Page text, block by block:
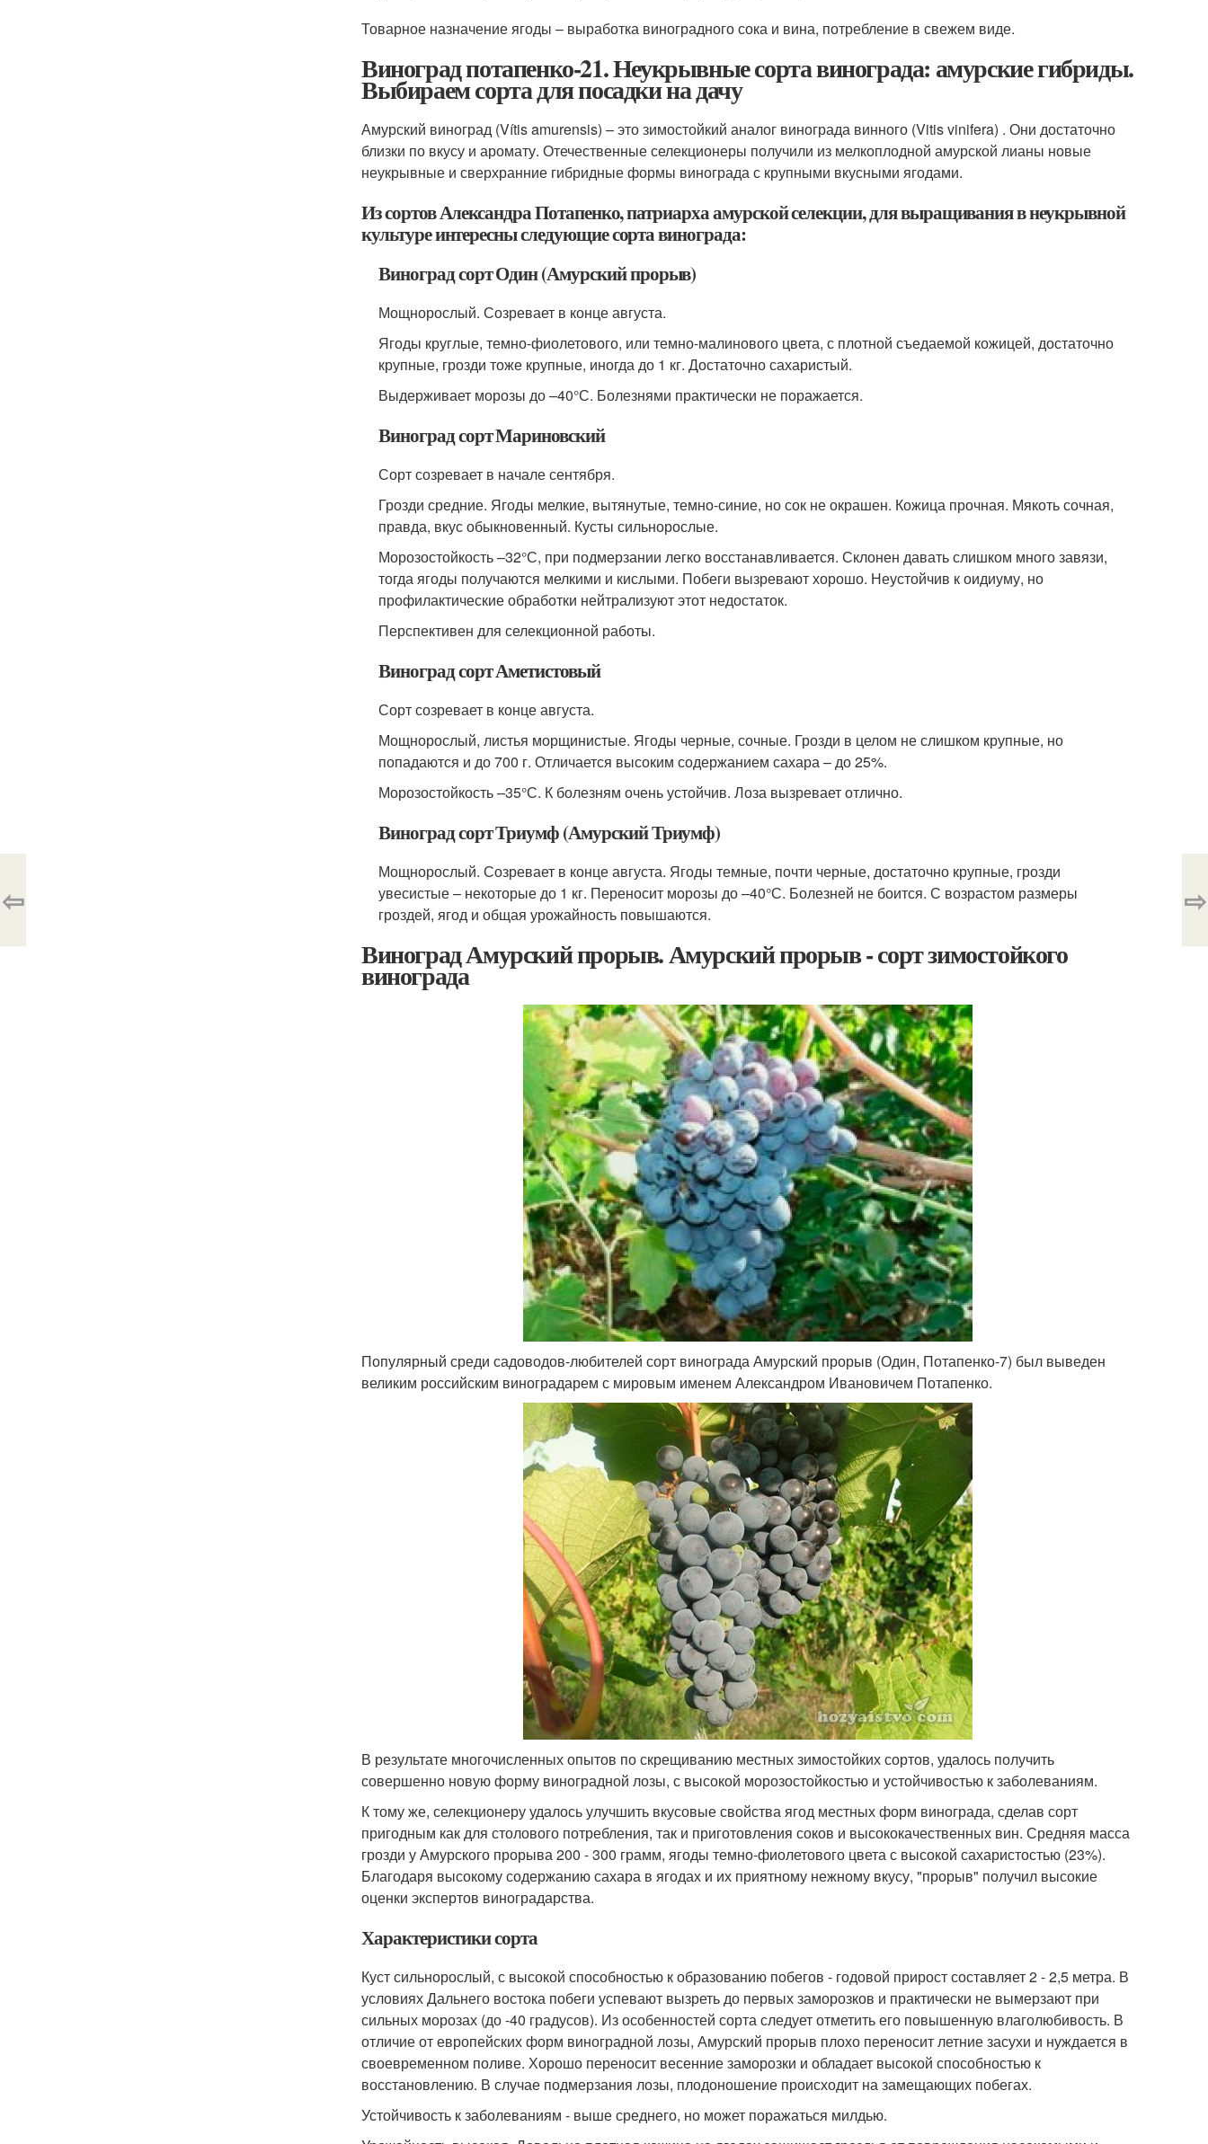
Товарное назначение ягоды – выработка виноградного сока и вина, потребление в свежем виде.
Виноград потапенко-21. Неукрывные сорта винограда: амурские гибриды.
Выбираем сорта для посадки на дачу
Амурский виноград (Vítis amurensis) – это зимостойкий аналог винограда винного (Vitis vinifera) . Они достаточно
близки по вкусу и аромату. Отечественные селекционеры получили из мелкоплодной амурской лианы новые
неукрывные и сверхранние гибридные формы винограда с крупными вкусными ягодами.
Из сортов Александра Потапенко, патриарха амурской селекции, для выращивания в неукрывной
культуре интересны следующие сорта винограда:
Виноград сорт Один (Амурский прорыв)
Мощнорослый. Созревает в конце августа.
Ягоды круглые, темно-фиолетового, или темно-малинового цвета, с плотной съедаемой кожицей, достаточно
крупные, грозди тоже крупные, иногда до 1 кг. Достаточно сахаристый.
Выдерживает морозы до –40°С. Болезнями практически не поражается.
Виноград сорт Мариновский
Сорт созревает в начале сентября.
Грозди средние. Ягоды мелкие, вытянутые, темно-синие, но сок не окрашен. Кожица прочная. Мякоть сочная,
правда, вкус обыкновенный. Кусты сильнорослые.
Морозостойкость –32°С, при подмерзании легко восстанавливается. Склонен давать слишком много завязи,
тогда ягоды получаются мелкими и кислыми. Побеги вызревают хорошо. Неустойчив к оидиуму, но
профилактические обработки нейтрализуют этот недостаток.
Перспективен для селекционной работы.
Виноград сорт Аметистовый
Сорт созревает в конце августа.
Мощнорослый, листья морщинистые. Ягоды черные, сочные. Грозди в целом не слишком крупные, но
попадаются и до 700 г. Отличается высоким содержанием сахара – до 25%.
Морозостойкость –35°С. К болезням очень устойчив. Лоза вызревает отлично.
Виноград сорт Триумф (Амурский Триумф)
Мощнорослый. Созревает в конце августа. Ягоды темные, почти черные, достаточно крупные, грозди
увесистые – некоторые до 1 кг. Переносит морозы до –40°С. Болезней не боится. С возрастом размеры
гроздей, ягод и общая урожайность повышаются.
Виноград Амурский прорыв. Амурский прорыв - сорт зимостойкого
винограда
Популярный среди садоводов-любителей сорт винограда Амурский прорыв (Один, Потапенко-7) был выведен
великим российским виноградарем с мировым именем Александром Ивановичем Потапенко.
В результате многочисленных опытов по скрещиванию местных зимостойких сортов, удалось получить
совершенно новую форму виноградной лозы, с высокой морозостойкостью и устойчивостью к заболеваниям.
К тому же, селекционеру удалось улучшить вкусовые свойства ягод местных форм винограда, сделав сорт
пригодным как для столового потребления, так и приготовления соков и высококачественных вин. Средняя масса
грозди у Амурского прорыва 200 - 300 грамм, ягоды темно-фиолетового цвета с высокой сахаристостью (23%).
Благодаря высокому содержанию сахара в ягодах и их приятному нежному вкусу, "прорыв" получил высокие
оценки экспертов виноградарства.
Характеристики сорта
Куст сильнорослый, с высокой способностью к образованию побегов - годовой прирост составляет 2 - 2,5 метра. В
условиях Дальнего востока побеги успевают вызреть до первых заморозков и практически не вымерзают при
сильных морозах (до -40 градусов). Из особенностей сорта следует отметить его повышенную влаголюбивость. В
отличие от европейских форм виноградной лозы, Амурский прорыв плохо переносит летние засухи и нуждается в
своевременном поливе. Хорошо переносит весенние заморозки и обладает высокой способностью к
восстановлению. В случае подмерзания лозы, плодоношение происходит на замещающих побегах.
Устойчивость к заболеваниям - выше среднего, но может поражаться милдью.
⇦ ⇨